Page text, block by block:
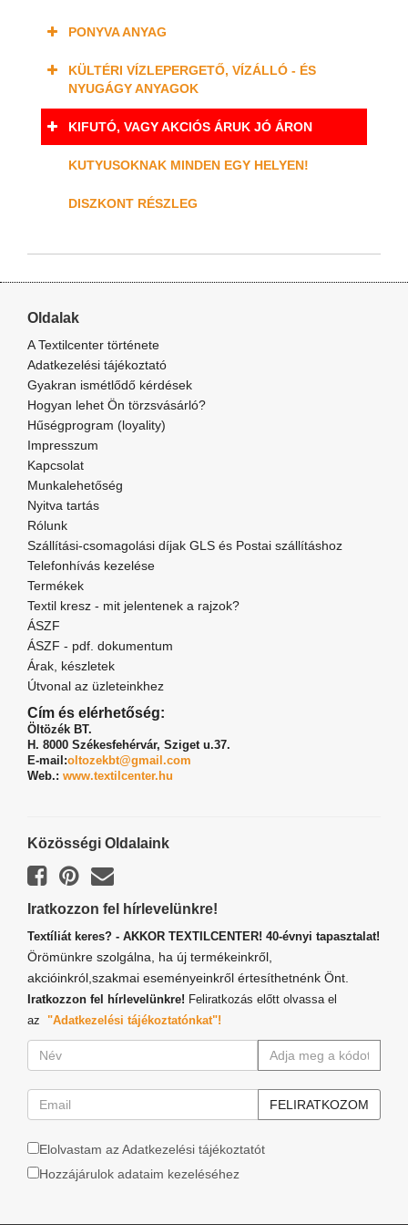
PONYVA ANYAG
KÜLTÉRI VÍZLEPERGETŐ, VÍZÁLLÓ - ÉS
NYUGÁGY ANYAGOK
KIFUTÓ, VAGY AKCIÓS ÁRUK JÓ ÁRON
KUTYUSOKNAK MINDEN EGY HELYEN!
DISZKONT RÉSZLEG
Oldalak
A Textilcenter története
Adatkezelési tájékoztató
Gyakran ismétlődő kérdések
Hogyan lehet Ön törzsvásárló?
Hűségprogram (loyality)
Impresszum
Kapcsolat
Munkalehetőség
Nyitva tartás
Rólunk
Szállítási-csomagolási díjak GLS és Postai szállításhoz
Telefonhívás kezelése
Termékek
Textil kresz - mit jelentenek a rajzok?
ÁSZF
ÁSZF - pdf. dokumentum
Árak, készletek
Útvonal az üzleteinkhez
Cím és elérhetőség:
Öltözék BT.
H. 8000 Székesfehérvár, Sziget u.37.
E-mail:oltozekbt@gmail.com
Web.: www.textilcenter.hu
Közösségi Oldalaink
Iratkozzon fel hírlevelünkre!
Textíliát keres? - AKKOR TEXTILCENTER! 40-évnyi tapasztalat!
Örömünkre szolgálna, ha új termékeinkről,
akcióinkról,szakmai eseményeinkről értesíthetnénk Önt.
Iratkozzon fel hírlevelünkre! Feliratkozás előtt olvassa el
az "Adatkezelési tájékoztatónkat"!
Elolvastam az Adatkezelési tájékoztatót
Hozzájárulok adataim kezeléséhez